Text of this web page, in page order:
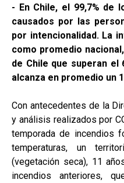
- En Chile, el 99,7% de
causados por las
por intencionalidad. La
como promedio
de Chile que superan el
alcanza en promedio un
Con antecedentes de la
y análisis realizados por
temporada de incendios
temperaturas, un
(vegetación seca), 11
incendios anteriores,